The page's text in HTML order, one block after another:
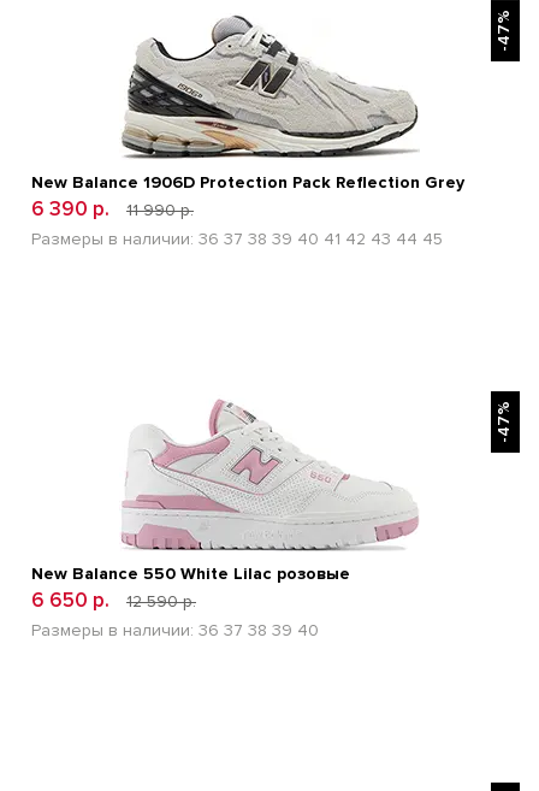
-47%
New Balance 1906D Protection Pack Reflection Grey
6 390 р.
11 990 р.
Размеры в наличии: 36 37 38 39 40 41 42 43 44 45
-47%
New Balance 550 White Lilac розовые
6 650 р.
12 590 р.
Размеры в наличии: 36 37 38 39 40